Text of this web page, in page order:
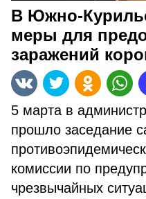
В Южно-
меры для
заражений
5 марта в
прошло заседание
комиссии по
чрезвычайных